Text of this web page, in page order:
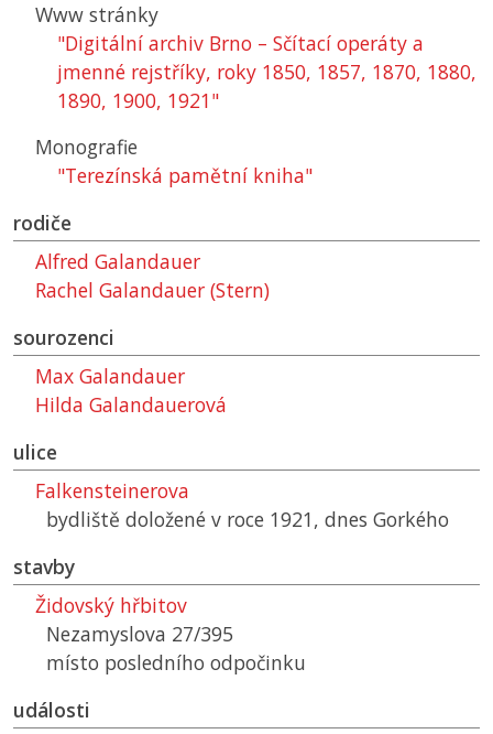
Www stránky
"Digitální archiv Brno – Sčítací operáty a
jmenné rejstříky, roky 1850, 1857, 1870, 1880,
1890, 1900, 1921"
Monografie
"Terezínská pamětní kniha"
rodiče
Alfred Galandauer
Rachel Galandauer (Stern)
sourozenci
Max Galandauer
Hilda Galandauerová
ulice
Falkensteinerova
bydliště doložené v roce 1921, dnes Gorkého
stavby
Židovský hřbitov
Nezamyslova 27/395
místo posledního odpočinku
události